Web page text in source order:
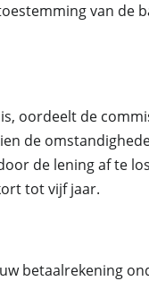
van de
oordeelt de
de
de lening af te
tot vijf jaar.
betaalrekening